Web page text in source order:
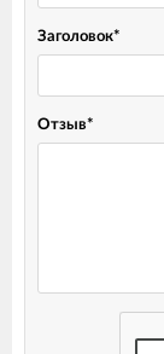
Заголовок*
Отзыв*